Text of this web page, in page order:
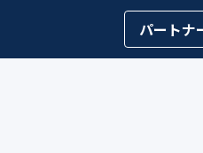
パートナ